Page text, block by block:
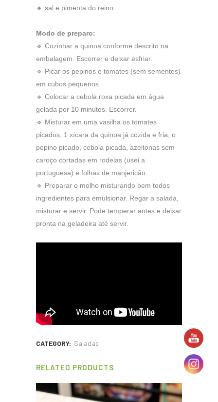
🔸 sal e pimenta do reino
Modo de preparo:
🔹 Cozinhar a quinoa conforme descrito na
embalagem. Escorrer e deixar esfriar.
🔹 Picar os pepinos e tomates (sem sementes)
em cubos pequenos.
🔹 Colocar a cebola roxa picada em água
gelada por 10 minutos. Escorrer.
🔹 Misturar em uma vasilha os tomates
picados, 1 xícara da quinoa já cozida e fria, o
pepino picado, cebola picada, azeitonas sem
caroço cortadas em rodelas (usei a
portuguesa) e folhas de manjericão.
🔹 Preparar o molho misturando bem todos
ingredientes para emulsionar. Regar a salada,
misturar e servir. Pode temperar antes e deixar
pronta na geladeira até servir.
CATEGORY: Saladas
RELATED PRODUCTS